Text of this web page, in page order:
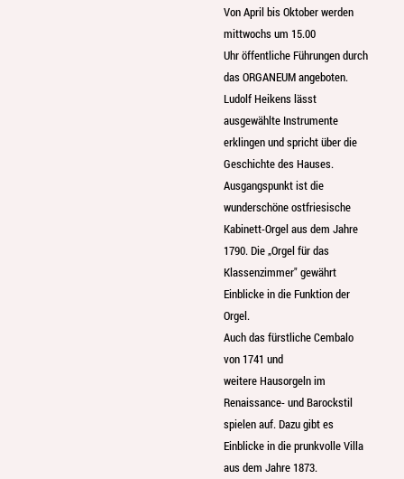
Von April bis Oktober werden
mittwochs um 15.00
Uhr öffentliche Führungen durch
das ORGANEUM angeboten.
Ludolf Heikens lässt
ausgewählte Instrumente
erklingen und spricht über die
Geschichte des Hauses.
Ausgangspunkt ist die
wunderschöne ostfriesische
Kabinett-Orgel aus dem Jahre
1790. Die „Orgel für das
Klassenzimmer" gewährt
Einblicke in die Funktion der
Orgel.
Auch das fürstliche Cembalo
von 1741 und
weitere Hausorgeln im
Renaissance- und Barockstil
spielen auf. Dazu gibt es
Einblicke in die prunkvolle Villa
aus dem Jahre 1873.